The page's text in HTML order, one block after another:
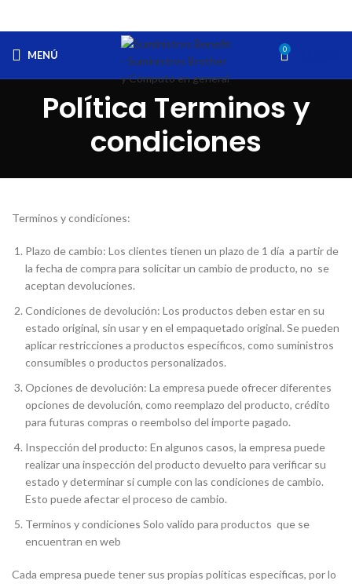
MENÚ 0
Política Terminos y
condiciones
Terminos y condiciones:
Plazo de cambio: Los clientes tienen un plazo de 1 día a partir de
la fecha de compra para solicitar un cambio de producto, no se
aceptan devoluciones.
Condiciones de devolución: Los productos deben estar en su
estado original, sin usar y en el empaquetado original. Se pueden
aplicar restricciones a productos específicos, como suministros
consumibles o productos personalizados.
Opciones de devolución: La empresa puede ofrecer diferentes
opciones de devolución, como reemplazo del producto, crédito
para futuras compras o reembolso del importe pagado.
Inspección del producto: En algunos casos, la empresa puede
realizar una inspección del producto devuelto para verificar su
estado y determinar si cumple con las condiciones de cambio.
Esto puede afectar el proceso de cambio.
Terminos y condiciones Solo valido para productos que se
encuentran en web
Cada empresa puede tener sus propias políticas específicas, por lo